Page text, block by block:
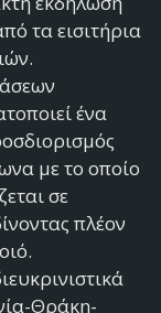
τα εισιτήρια
ένα
με το οποίο
σε
πλέον
Θράκη-